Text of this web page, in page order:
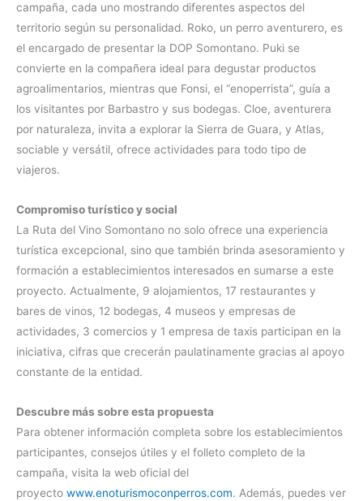
campaña, cada uno mostrando diferentes aspectos del
territorio según su personalidad. Roko, un perro aventurero, es
el encargado de presentar la DOP Somontano. Puki se
convierte en la compañera ideal para degustar productos
agroalimentarios, mientras que Fonsi, el “enoperrista”, guía a
los visitantes por Barbastro y sus bodegas. Cloe, aventurera
por naturaleza, invita a explorar la Sierra de Guara, y Atlas,
sociable y versátil, ofrece actividades para todo tipo de
viajeros.
Compromiso turístico y social
La Ruta del Vino Somontano no solo ofrece una experiencia
turística excepcional, sino que también brinda asesoramiento y
formación a establecimientos interesados en sumarse a este
proyecto. Actualmente, 9 alojamientos, 17 restaurantes y
bares de vinos, 12 bodegas, 4 museos y empresas de
actividades, 3 comercios y 1 empresa de taxis participan en la
iniciativa, cifras que crecerán paulatinamente gracias al apoyo
constante de la entidad.
Descubre más sobre esta propuesta
Para obtener información completa sobre los establecimientos
participantes, consejos útiles y el folleto completo de la
campaña, visita la web oficial del
proyecto www.enoturismoconperros.com. Además, puedes ver